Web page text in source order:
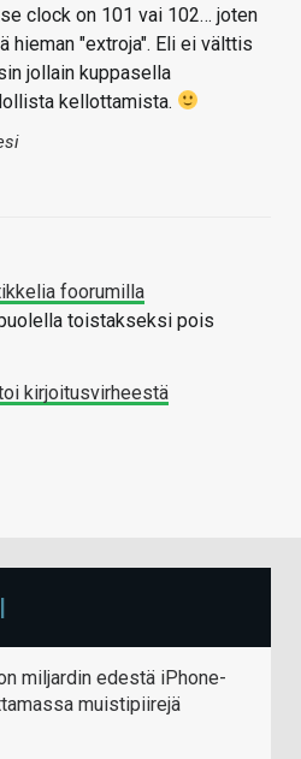
clock on 101 vai 102… joten
hieman "extroja". Eli ei välttis
jollain kuppasella
kellottamista.
foorumilla
toistakseksi pois
kirjoitusvirheestä
miljardin edestä iPhone-
muistipiirejä